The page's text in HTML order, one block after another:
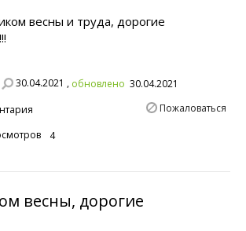
весны и труда, дорогие
30.04.2021 , обновлено 30.04.2021
Пожаловаться
4
весны, дорогие